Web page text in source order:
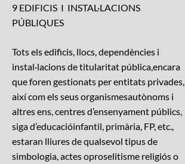
9 EDIFICIS I INSTAL·LACIONS
PÚBLIQUES
Tots els edificis, llocs, dependències i
instal·lacions de titularitat pública,encara
que foren gestionats per entitats privades,
així com els seus organismesautònoms i
altres ens, centres d’ensenyament públics,
siga d’educacióinfantil, primària, FP, etc.,
estaran lliures de qualsevol tipus de
simbologia, actes oproselitisme religiós o